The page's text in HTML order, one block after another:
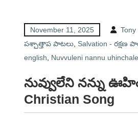
November 11, 2025 Tony
పశ్చాత్తాప పాటలు Salvation - రక్షణ
english
Nuvvuleni nannu
నువ్వులేని నన్ను
Christian Song